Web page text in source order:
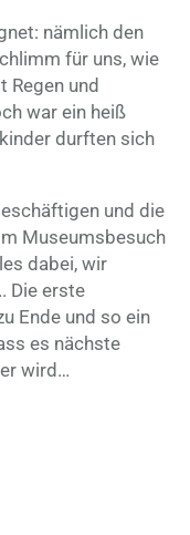
nämlich den
für uns, wie
Regen und
war ein heiß
durften sich
und die
Museumsbesuch
dabei, wir
Die erste
Ende und so ein
es nächste
wird…